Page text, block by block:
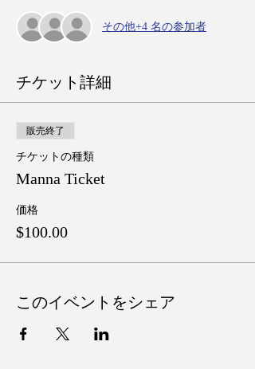
その他+4 名の参加者
チケット詳細
販売終了
チケットの種類
Manna Ticket
価格
$100.00
このイベントをシェア